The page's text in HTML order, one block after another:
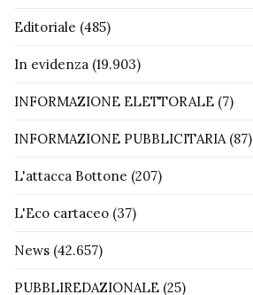
Editoriale (485)
In evidenza (19.903)
INFORMAZIONE ELETTORALE (7)
INFORMAZIONE PUBBLICITARIA(87)
L'attacca Bottone (207)
L'Eco cartaceo (37)
News (42.657)
PUBBLIREDAZIONALE (25)